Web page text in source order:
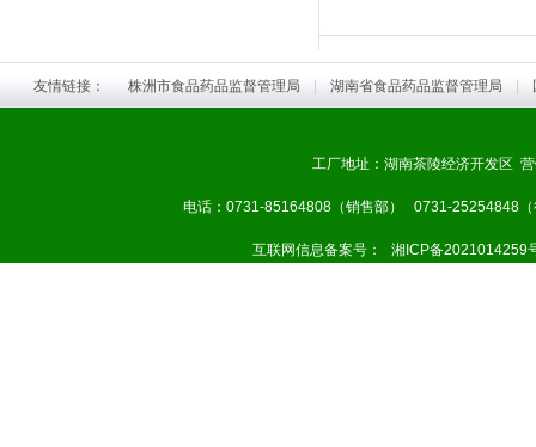
友情链接： 株洲市食品药品监督管理局 湖南省食品药品监督管理局
工厂地址：湖南茶陵经济开发区
电话：0731-85164808（销售部） 0731-25254848
互联网信息备案号： 湘ICP备2021014259